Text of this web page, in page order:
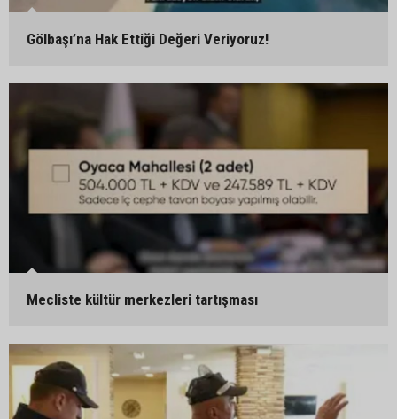
Gölbaşı’na Hak Ettiği Değeri Veriyoruz!
Mecliste kültür merkezleri tartışması